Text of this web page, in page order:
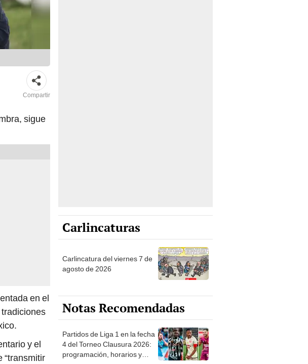
Compartir
sigue
en el
y el
“transmitir
Carlincaturas
Carlincatura del viernes 7 de
agosto de 2026
Notas Recomendadas
Partidos de Liga 1 en la fecha
4 del Torneo Clausura 2026:
programación, horarios y